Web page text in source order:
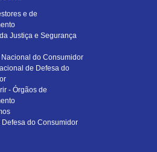
e de
Justiça e Segurança
do Consumidor
de Defesa do
- Órgãos de
do Consumidor